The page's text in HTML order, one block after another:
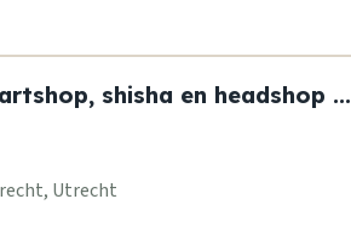
shisha en headshop ...
Utrecht